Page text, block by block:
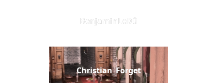
BenjaminLeDû
Christian_Forget